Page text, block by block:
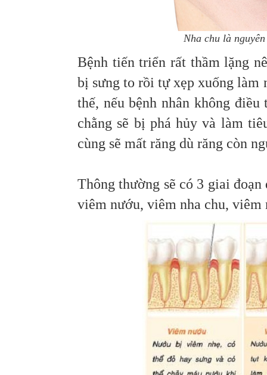
Nha chu là
Bệnh tiến triển rất thầm lặng
bị sưng to rồi tự xẹp xuống làm
thế, nếu bệnh nhân không
chằng sẽ bị phá hủy và làm
cùng sẽ mất răng dù răng còn
Thông thường sẽ có 3 giai
viêm nướu, viêm nha chu, viêm